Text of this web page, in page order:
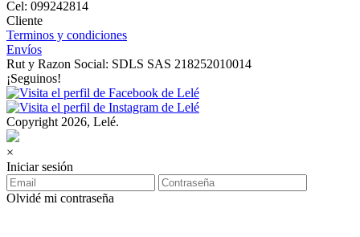
Cel: 099242814
Cliente
Terminos y condiciones
Envíos
Rut y Razon Social: SDLS SAS 218252010014
¡Seguinos!
Copyright 2026, Lelé.
×
Iniciar sesión
Olvidé mi contraseña